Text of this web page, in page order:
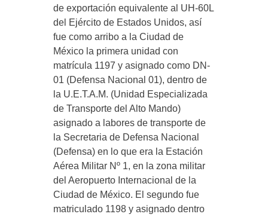
de exportación equivalente al UH-60L
del Ejército de Estados Unidos, así
fue como arribo a la Ciudad de
México la primera unidad con
matrícula 1197 y asignado como DN-
01 (Defensa Nacional 01), dentro de
la U.E.T.A.M. (Unidad Especializada
de Transporte del Alto Mando)
asignado a labores de transporte de
la Secretaria de Defensa Nacional
(Defensa) en lo que era la Estación
Aérea Militar Nº 1, en la zona militar
del Aeropuerto Internacional de la
Ciudad de México. El segundo fue
matriculado 1198 y asignado dentro